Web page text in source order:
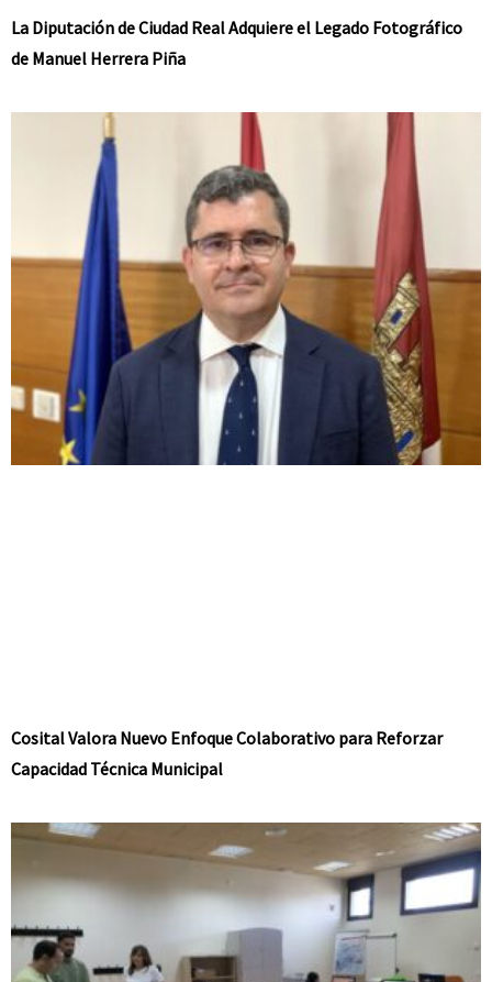
La Diputación de Ciudad Real Adquiere el Legado Fotográfico
de Manuel Herrera Piña
Cosital Valora Nuevo Enfoque Colaborativo para Reforzar
Capacidad Técnica Municipal